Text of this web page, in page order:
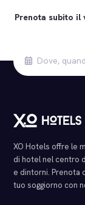
Prenota subito
XO Hotels offre le
di hotel nel centro
e dintorni. Prenota
tuo soggiorno con